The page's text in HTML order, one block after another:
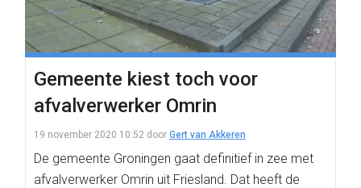
Gemeente kiest toch voor
afvalverwerker Omrin
19 november 2020 10:52 door Gert van Akkeren
De gemeente Groningen gaat definitief in zee met
afvalverwerker Omrin uit Friesland. Dat heeft de